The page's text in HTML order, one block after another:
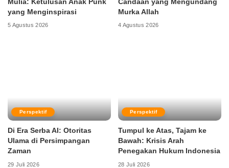
Mulia: Ketulusan Anak Punk
yang Menginspirasi
5 Agustus 2026
Candaan yang Mengundang
Murka Allah
4 Agustus 2026
Perspektif
Di Era Serba AI: Otoritas
Ulama di Persimpangan
Zaman
29 Juli 2026
Perspektif
Tumpul ke Atas, Tajam ke
Bawah: Krisis Arah
Penegakan Hukum Indonesia
28 Juli 2026